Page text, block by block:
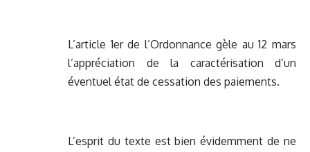
L’article 1er de l’Ordonnance gèle au 12 mars
l’appréciation de la caractérisation d’un
éventuel état de cessation des paiements.
L’esprit du texte est bien évidemment de ne